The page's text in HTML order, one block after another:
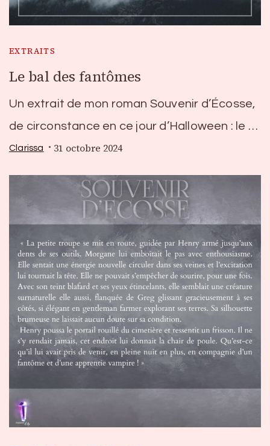
EXTRAITS
Le bal des fantômes
Un extrait de mon roman Souvenir d’Écosse,
de circonstance en ce jour d’Halloween : le …
Clarissa 31 octobre 2024